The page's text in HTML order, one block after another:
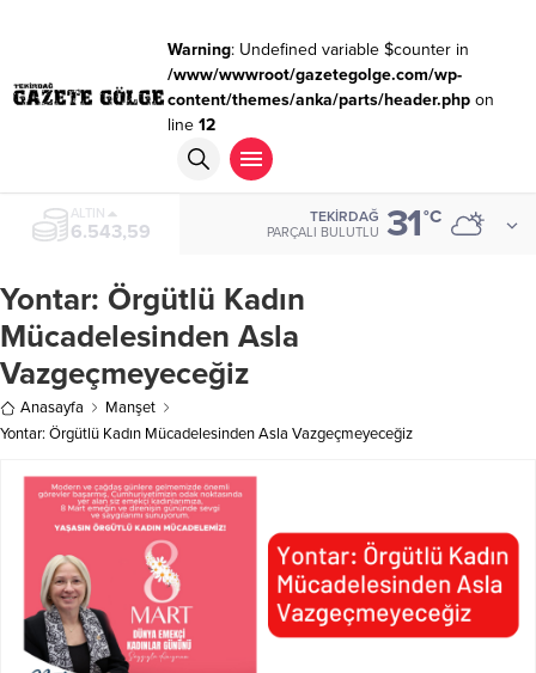
Warning: Undefined variable $counter in
/www/wwwroot/gazetegolge.com/wp-
content/themes/anka/parts/header.phpon
line 12
ALTIN
6.543,59
TEKIRDAĞ
PARÇALI BULUTLU 31°C
Yontar: Örgütlü Kadın
Mücadelesinden Asla
Vazgeçmeyeceğiz
Anasayfa
Manşet
Yontar: Örgütlü Kadın Mücadelesinden Asla Vazgeçmeyeceğiz